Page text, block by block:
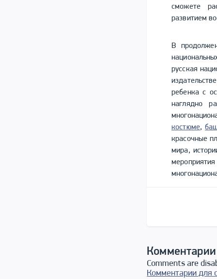
сможете
развитием
В
русская
ребенка с
наглядно
костюме,
красочные
мира,
Comments are
Комментарии для